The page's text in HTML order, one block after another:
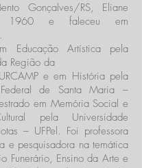
Gonçalves/RS, Eliane
1960 e faleceu em
Educação Artística pela
Região da
e em História pela
Federal de Santa Maria –
em Memória Social e
pela Universidade
– UFPel. Foi professora
e pesquisadora na temática
Funerário, Ensino da Arte e